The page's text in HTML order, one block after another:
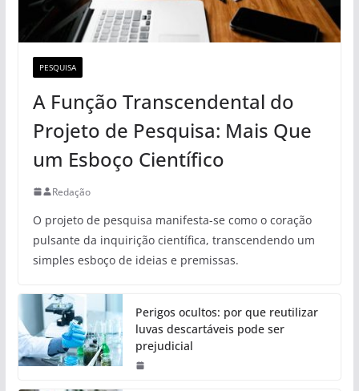
PESQUISA
A Função Transcendental do
Projeto de Pesquisa: Mais Que
um Esboço Científico
Redação
O projeto de pesquisa manifesta-se como o coração
pulsante da inquirição científica, transcendendo um
simples esboço de ideias e premissas.
Perigos ocultos: por que reutilizar
luvas descartáveis pode ser
prejudicial